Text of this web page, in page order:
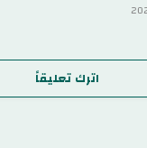
اترك تعليقاً